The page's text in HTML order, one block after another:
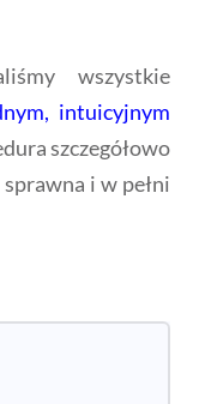
wszystkie
intuicyjnym
szczegółowo
i w pełni